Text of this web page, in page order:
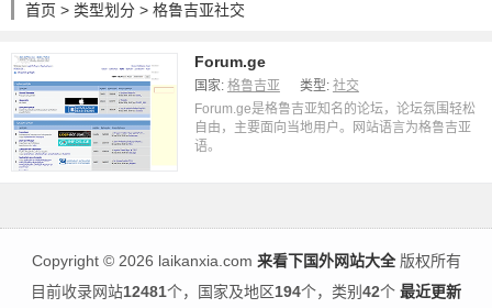
首页 > 类型划分 > 格鲁吉亚社交
Forum.ge
国家: 格鲁吉亚 类型: 社交
Forum.ge是格鲁吉亚知名的论坛，论坛氛围轻松
自由，主要面向当地用户。网站语言为格鲁吉亚
语。
Copyright ©2026 laikanxia.com 来看下国外网站大全版权所有
目前收录网站12481个，国家及地区194个，类别 42个 最近更新